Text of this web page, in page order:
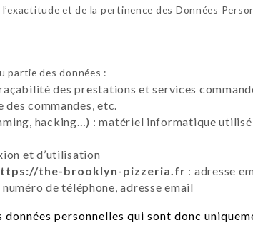
et de la pertinence des Données
des données :
des prestations et services
commandes, etc.
hacking…) : matériel informatique utilisé
et d’utilisation
the-brooklyn-pizzeria.fr : adresse
de téléphone, adresse email
données personnelles qui sont donc